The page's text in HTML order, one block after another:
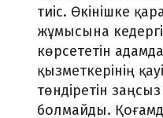
тиіс. Өкінішке
жұмысына
көрсететін
қызметкерінің
төндіретін
болмайды.